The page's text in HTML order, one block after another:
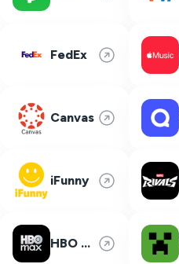
FedEx
Canvas
iFunny
HBO Max